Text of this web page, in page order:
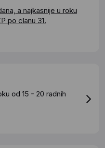
a najkasnije u roku
po clanu 31.
od 15 - 20 radnih